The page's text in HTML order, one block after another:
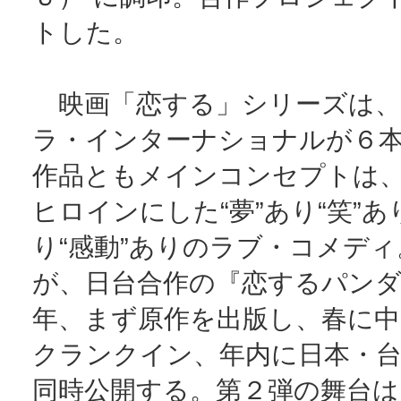
トした。
映画「恋する」シリーズは
ラ・インターナショナルが６
作品ともメインコンセプトは
ヒロインにした“夢”あり“笑”あ
り“感動”ありのラブ・コメデ
が、日台合作の『恋するパン
年、まず原作を出版し、春に
クランクイン、年内に日本・
同時公開する。第２弾の舞台